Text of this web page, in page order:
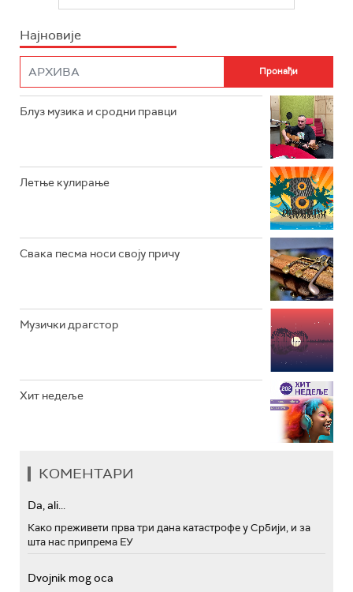
РАДИО РОКЕНРОЛЕР
РАДИО ЏЕЗЕР
ИНФО
Најновије
Блуз музика и сродни правци
Летње кулирање
Свака песма носи своју причу
Музички драгстор
Хит недеље
КОМЕНТАРИ
Da, ali...
Како преживети прва три дана катастрофе у Србији, и за
шта нас припрема ЕУ
Dvojnik mog oca